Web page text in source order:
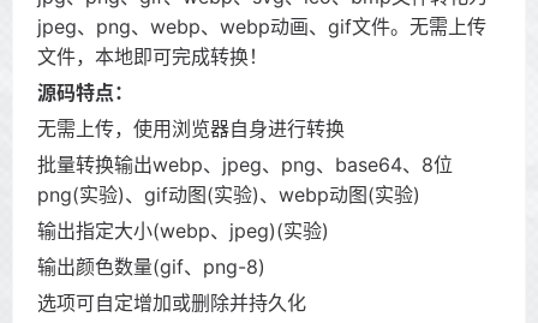
jpeg、png、webp、webp动画、gif文件。无需上传
文件，本地即可完成转换！
源码特点：
无需上传，使用浏览器自身进行转换
批量转换输出webp、jpeg、png、base64、8位
png(实验)、gif动图(实验)、webp动图(实验)
输出指定大小(webp、jpeg)(实验)
输出颜色数量(gif、png-8)
选项可自定增加或删除并持久化